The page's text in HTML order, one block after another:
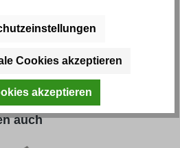
auch
Cookies akzeptieren
akzeptieren